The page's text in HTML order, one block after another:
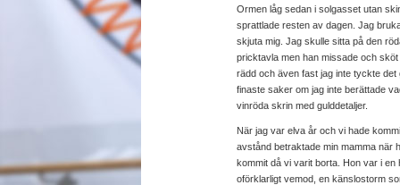
Ormen låg sedan i solgasset utan
sprattlade resten av dagen. Jag
skjuta mig. Jag skulle sitta på den
pricktavla men han missade och
rädd och även fast jag inte tyckte
finaste saker om jag inte berättade
vinröda skrin med gulddetaljer.
När jag var elva år och vi hade
avstånd betraktade min mamma när
kommit då vi varit borta. Hon var i
oförklarligt vemod, en känslostorm